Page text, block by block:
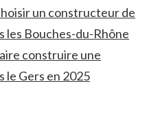
un constructeur de
les Bouches-du-Rhône
construire une
le Gers en 2025